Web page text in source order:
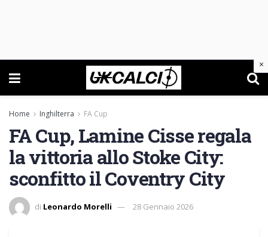
Home Inghilterra FA Cup
FA Cup, Lamine Cisse regala
la vittoria allo Stoke City:
sconfitto il Coventry City
di Leonardo Morelli 28 Gennaio 2026
×